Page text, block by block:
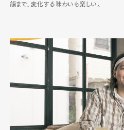
韻まで、変化する味わいも楽しい。